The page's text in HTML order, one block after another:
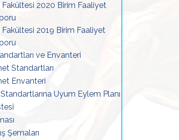
Fakültesi 2020 Birim Faaliyet
2019 Birim Faaliyet
ve Envanteri
Standartları
Envanteri
Uyum Eylem Planı
Şemaları